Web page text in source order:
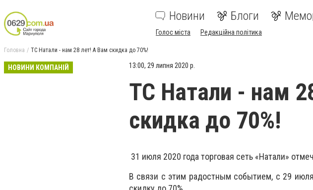
Новини Блоги
Голос міста Редакційна політика
Головна ТС Натали - нам 28 лет! А Вам скидка до 70%!
НОВИНИ КОМПАНІЙ 13:00, 29 липня 2020 р.
ТС Натали - нам
скидка до 70%!
31 июля 2020 года торговая сеть «Натали»
В связи с этим радостным событием, с 29